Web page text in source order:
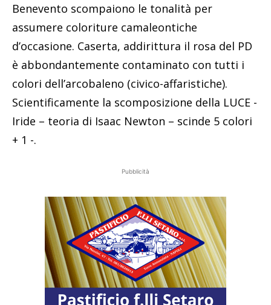
Benevento scompaiono le tonalità per
assumere coloriture camaleontiche
d’occasione. Caserta, addirittura il rosa del PD
è abbondantemente contaminato con tutti i
colori dell’arcobaleno (civico-affaristiche).
Scientificamente la scomposizione della LUCE -
Iride – teoria di Isaac Newton – scinde 5 colori
+ 1 -.
Pubblicità